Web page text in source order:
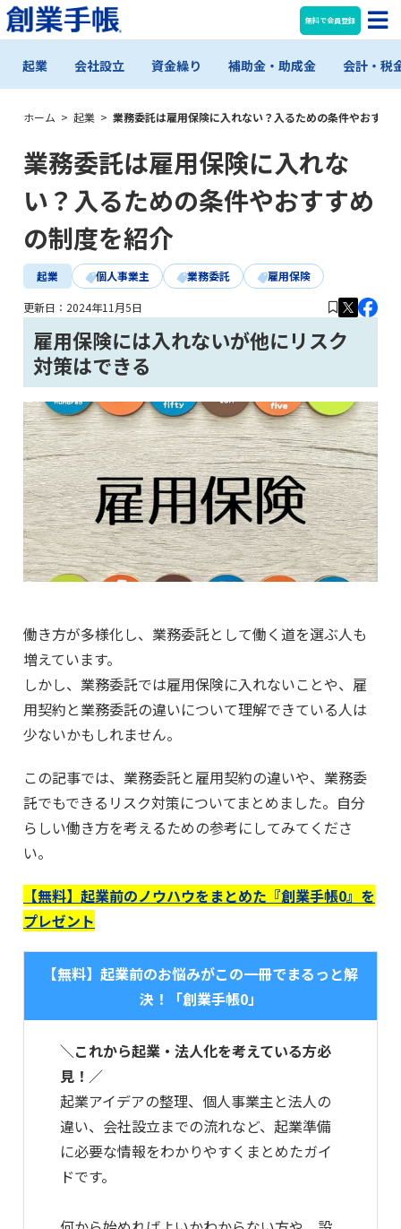
無料で会員登録
起業 会社設立 資金繰り 補助金・助成金 会計・税
ホーム > 起業 > 業務委託は雇用保険に入れない？入るための条件やおすす
業務委託は雇用保険に入れな
い？入るための条件やおすすめ
の制度を紹介
起業 個人事業主 業務委託 雇用保険
更新日： 2024年11月5日
雇用保険には入れないが他にリスク
対策はできる
働き方が多様化し、業務委託として働く道を選ぶ人も
増えています。
しかし、業務委託では雇用保険に入れないことや、雇
用契約と業務委託の違いについて理解できている人は
少ないかもしれません。
この記事では、業務委託と雇用契約の違いや、業務委
託でもできるリスク対策についてまとめました。自分
らしい働き方を考えるための参考にしてみてくださ
い。
【無料】起業前のノウハウをまとめた『創業手帳0』を
プレゼント
【無料】起業前のお悩みがこの一冊でまるっと解
決！「創業手帳0」
＼これから起業・法人化を考えている方必
見！／
起業アイデアの整理、個人事業主と法人の
違い、会社設立までの流れなど、起業準備
に必要な情報をわかりやすくまとめたガイ
ドです。